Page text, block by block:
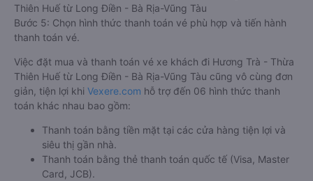
Thiên Huế từ Long Điền - Bà Rịa-Vũng Tàu
Bước 5: Chọn hình thức thanh toán vé phù hợp và tiến hành
thanh toán vé.
Việc đặt mua và thanh toán vé xe khách đi Hương Trà - Thừa
Thiên Huế từ Long Điền - Bà Rịa-Vũng Tàu cũng vô cùng đơn
giản, tiện lợi khi Vexere.com hỗ trợ đến 06 hình thức thanh
toán khác nhau bao gồm:
Thanh toán bằng tiền mặt tại các cửa hàng tiện lợi và
siêu thị gần nhà.
Thanh toán bằng thẻ thanh toán quốc tế (Visa, Master
Card, JCB).